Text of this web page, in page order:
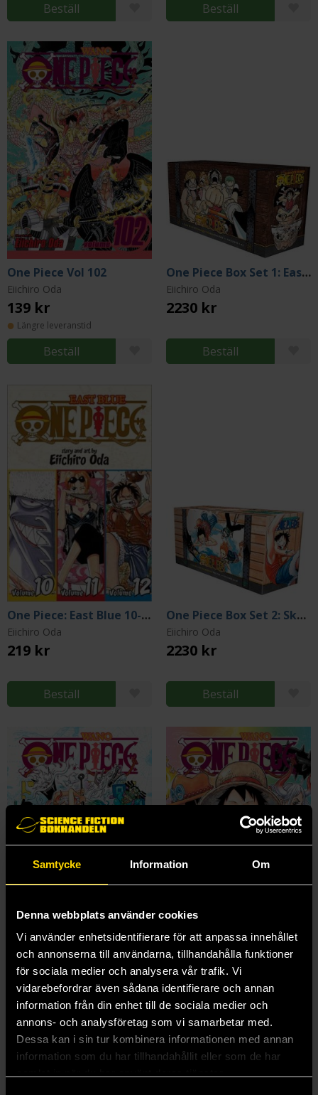
Samtycke Information Om
Denna webbplats använder cookies
Vi använder enhetsidentifierare för att anpassa innehållet
och annonserna till användarna, tillhandahålla funktioner
för sociala medier och analysera vår trafik. Vi
vidarebefordrar även sådana identifierare och annan
information från din enhet till de sociala medier och
annons- och analysföretag som vi samarbetar med.
Dessa kan i sin tur kombinera informationen med annan
information som du har tillhandahållit eller som de har
Beställ Beställ
One Piece Vol 102
Eiichiro Oda
139 kr
Längre leveranstid
Beställ
One Piece Box Set 1: East Blue + Baroque Works, Vol 1-23
Eiichiro Oda
2230 kr
Beställ
One Piece: East Blue 10-11-12
Eiichiro Oda
219 kr
Beställ
One Piece Box Set 2: Skypiea + Water Seven, Vol 24-46
Eiichiro Oda
2230 kr
Beställ
One Piece Vol 98
Eiichiro Oda
139 kr
Beställ
One Piece Vol 100
Eiichiro Oda
139 kr
Beställ